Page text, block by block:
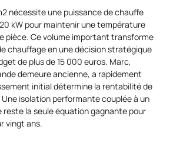
nécessite une puissance de chauffe
kW pour maintenir une température
pièce. Ce volume important transforme
chauffage en une décision stratégique
de plus de 15 000 euros. Marc,
demeure ancienne, a rapidement
initial détermine la rentabilité de
isolation performante couplée à un
la seule équation gagnante pour
vingt ans.